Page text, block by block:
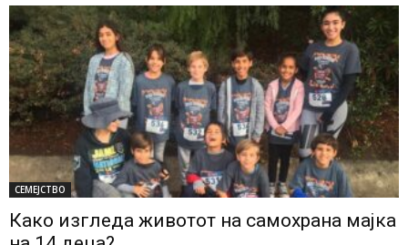
СЕМЕЈСТВО
Како изгледа животот на самохрана мајка